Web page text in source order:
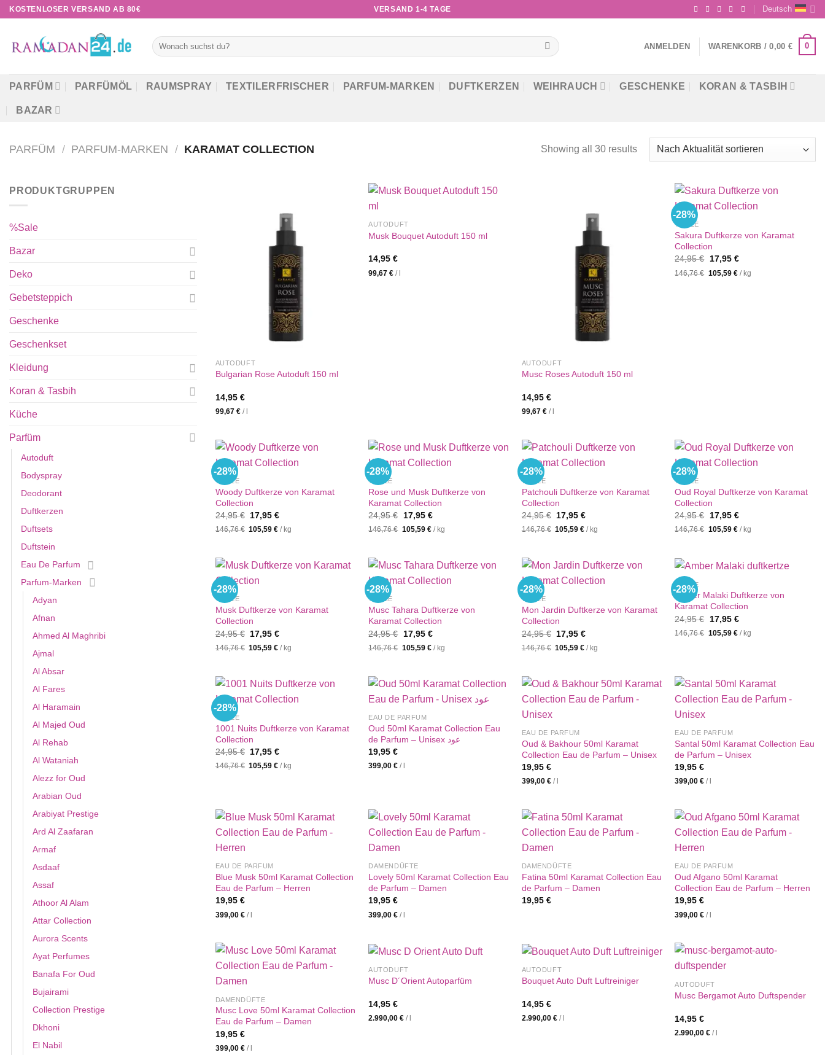
ZumKOSTENLOSER VERSAND AB 80€ VERSAND 1-4 TAGE Deutsch
Suchen
nach:
ANMELDEN WARENKORB /0,00 € 0
PARFÜM PARFÜMÖL RAUMSPRAY TEXTILERFRISCHER PARFUM-MARKEN DUFTKERZEN WEIHRAUCH GESCHENKE KORAN & TASBIH
BAZAR
PARFÜM / PARFUM-MARKEN / KARAMAT COLLECTION Showing all 30 results
PRODUKTGRUPPEN
%Sale
Bazar
Deko
Gebetsteppich
Geschenke
Geschenkset
Kleidung
Koran & Tasbih
Küche
Parfüm
Autoduft
Bodyspray
Deodorant
Duftkerzen
Duftsets
Duftstein
Eau De Parfum
Parfum-Marken
Adyan
Afnan
Ahmed Al Maghribi
Ajmal
Al Absar
Al Fares
Al Haramain
Al Majed Oud
Al Rehab
Al Wataniah
Alezz for Oud
Arabian Oud
Arabiyat Prestige
Ard Al Zaafaran
Armaf
Asdaaf
Assaf
Athoor Al Alam
Attar Collection
Aurora Scents
Ayat Perfumes
Banafa For Oud
Bujairami
Collection Prestige
Dkhoni
El Nabil
AUTODUFT
Bulgarian Rose Autoduft 150 ml
14,95 €
99,67 €/
AUTODUFT
Musk Bouquet Autoduft 150 ml
14,95€
99,67€ /
AUTODUFT
Musc Roses Autoduft 150 ml
14,95 €
99,67 €/
-28%
%SALE
Sakura Duftkerze von Karamat
Collection
24,95€
Ursprünglicher
war:
17,95 €Aktueller
ist:
146,76€ 105,59 €/ kg
-28%
%SALE
Woody Duftkerze von Karamat
Collection
24,95€ Ursprünglicher
war:
17,95€Aktueller
ist:
146,76€ 105,59€ / kg
-28%
%SALE
Rose und Musk Duftkerze von
Karamat Collection
24,95€
Ursprünglicher
war:
17,95 €Aktueller
ist:
146,76€ 105,59 €/ kg
-28%
%SALE
Patchouli Duftkerze von Karamat
Collection
24,95€ Ursprünglicher
war:
17,95€Aktueller
ist:
146,76€ 105,59€ / kg
-28%
%SALE
Oud Royal Duftkerze von Karamat
Collection
24,95€
Ursprünglicher
war:
17,95 €Aktueller
ist:
146,76€ 105,59 €/ kg
-28%
%SALE
Musk Duftkerze von Karamat
Collection
24,95€ Ursprünglicher
war:
17,95€Aktueller
ist:
146,76€ 105,59€ / kg
-28%
%SALE
Musc Tahara Duftkerze von
Karamat Collection
24,95€
Ursprünglicher
war:
17,95 €Aktueller
ist:
146,76€ 105,59 €/ kg
-28%
%SALE
Mon Jardin Duftkerze von Karamat
Collection
24,95€ Ursprünglicher
war:
17,95€Aktueller
ist:
146,76€ 105,59€ / kg
-28%
%SALE
Amber Malaki Duftkerze von
Karamat Collection
24,95€
Ursprünglicher
war:
17,95 €Aktueller
ist:
146,76€ 105,59 €/ kg
-28%
%SALE
1001 Nuits Duftkerze von Karamat
Collection
24,95€ Ursprünglicher
war:
17,95€Aktueller
ist:
146,76€ 105,59€ / kg
EAU DE PARFUM
Oud 50ml Karamat Collection Eau
de Parfum – Unisex عود
19,95€
399,00€ /
EAU DE PARFUM
Oud & Bakhour 50ml Karamat
Collection Eau de Parfum – Unisex
19,95 €
399,00 €/
EAU DE PARFUM
Santal 50ml Karamat Collection Eau
de Parfum – Unisex
19,95€
399,00€ /
EAU DE PARFUM
Blue Musk 50ml Karamat Collection
Eau de Parfum – Herren
19,95 €
399,00 €/
DAMENDÜFTE
Lovely 50ml Karamat Collection Eau
de Parfum – Damen
19,95€
399,00€ /
DAMENDÜFTE
Fatina 50ml Karamat Collection Eau
de Parfum – Damen
19,95 €
EAU DE PARFUM
Oud Afgano 50ml Karamat
Collection Eau de Parfum – Herren
19,95€
399,00€ /
DAMENDÜFTE
Musc Love 50ml Karamat Collection
Eau de Parfum – Damen
19,95 €
399,00 €/
AUTODUFT
Musc D´Orient Autoparfüm
14,95€
2.990,00€ /
AUTODUFT
Bouquet Auto Duft Luftreiniger
14,95 €
2.990,00 €/
AUTODUFT
Musc Bergamot Auto Duftspender
14,95€
2.990,00€ /